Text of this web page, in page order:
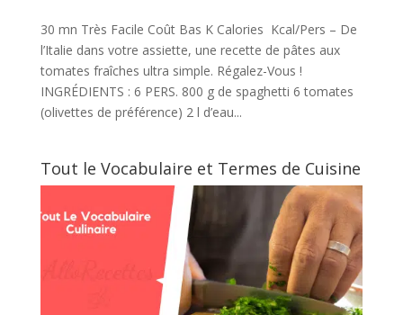
30 mn Très Facile Coût Bas K Calories Kcal/Pers – De
l’Italie dans votre assiette, une recette de pâtes aux
tomates fraîches ultra simple. Régalez-Vous !
INGRÉDIENTS : 6 PERS. 800 g de spaghetti 6 tomates
(olivettes de préférence) 2 l d’eau...
Tout le Vocabulaire et Termes de Cuisine